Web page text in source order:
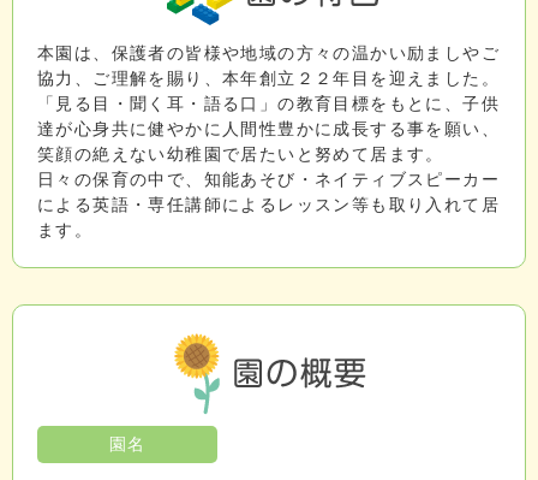
本園は、保護者の皆様や地域の方々の温かい励ましやご
協力、ご理解を賜り、本年創立２２年目を迎えました。
「見る目・聞く耳・語る口」の教育目標をもとに、子供
達が心身共に健やかに人間性豊かに成長する事を願い、
笑顔の絶えない幼稚園で居たいと努めて居ます。
日々の保育の中で、知能あそび・ネイティブスピーカー
による英語・専任講師によるレッスン等も取り入れて居
ます。
園名